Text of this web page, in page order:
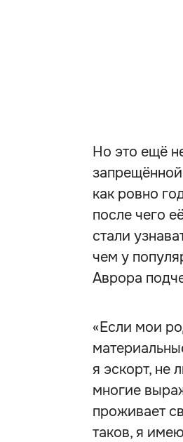
Но это ещё
как ровно
после чего
стали
чем у
Аврора
«Если мои
я эскорт, не
многие
проживает
таков, я